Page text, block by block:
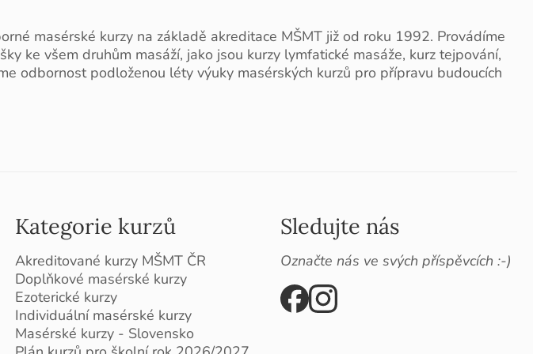
masérské kurzy na základě akreditace MŠMT již od roku 1992. Provádíme
ke všem druhům masáží, jako jsou kurzy lymfatické masáže, kurz tejpování,
odbornost podloženou léty výuky masérských kurzů pro přípravu budoucích
Kategorie kurzů
Akreditované kurzy MŠMT ČR
Doplňkové masérské kurzy
Ezoterické kurzy
Individuální masérské kurzy
Masérské kurzy - Slovensko
Sledujte nás
Označte nás ve svých příspěvcích :-)